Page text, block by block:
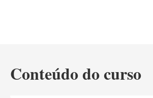
Conteúdo do curso